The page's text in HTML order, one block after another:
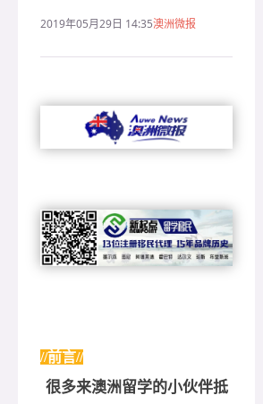
2019年05月29日 14:35澳洲微报
//前言//
很多来澳洲留学的小伙伴抵